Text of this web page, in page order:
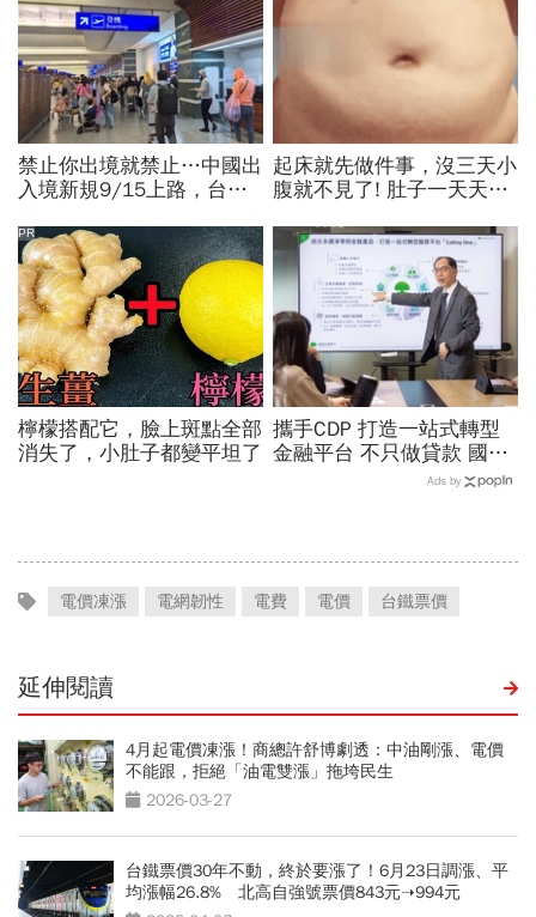
禁止你出境就禁止…中國出
入境新規9/15上路，台灣
職業特別注意：前例在這
起床就先做件事，沒三天小
腹就不見了! 肚子一天天變
檸檬搭配它，臉上斑點全部
消失了，小肚子都變平坦了
PR
攜手CDP 打造一站式轉型
金融平台 不只做貸款 國泰
世華化身減碳顧問Ads by
電價凍漲 電網韌性 電費 電價 台鐵票價
延伸閱讀
4月起電價凍漲！商總許舒博劇透：中油剛漲、電價
不能跟，拒絕「油電雙漲」拖垮民生
2026-03-27
台鐵票價30年不動，終於要漲了！6月23日調漲、平
均漲幅26.8% 北高自強號票價843元➝994元